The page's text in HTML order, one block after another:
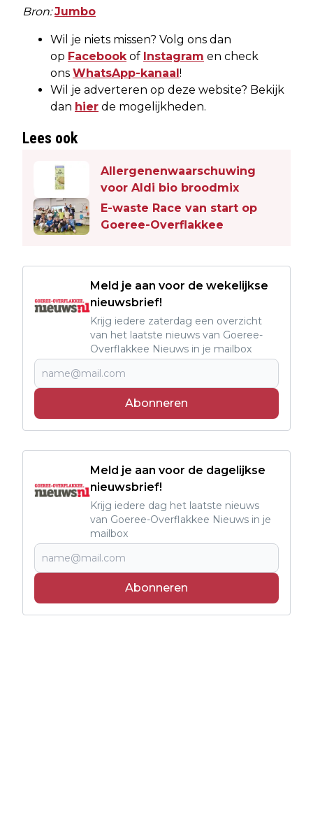
Bron:Jumbo
Wil je niets missen? Volg ons dan
op Facebookof Instagram en check
ons WhatsApp-kanaal!
Wil je adverteren op deze website? Bekijk
dan hier de mogelijkheden.
Lees ook
Allergenenwaarschuwing
voor Aldi bio broodmix
E-waste Race van start op
Goeree-Overflakkee
Meld je aan voor de wekelijkse
nieuwsbrief!
Krijg iedere zaterdag een overzicht
van het laatste nieuws van Goeree-
Overflakkee Nieuws in je mailbox
Abonneren
Meld je aan voor de dagelijkse
nieuwsbrief!
Krijg iedere dag het laatste nieuws
van Goeree-Overflakkee Nieuws in je
mailbox
Abonneren